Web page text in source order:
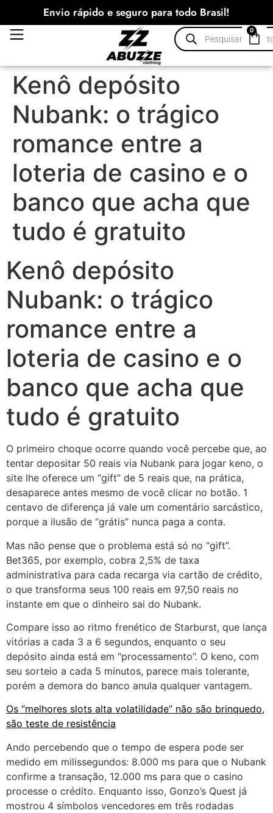
Envio rápido e seguro para todo Brasil!
0
Kenô depósito
Nubank: o trágico
romance entre a
loteria de casino e o
banco que acha que
tudo é gratuito
Kenô depósito
Nubank: o trágico
romance entre a
loteria de casino e o
banco que acha que
tudo é gratuito
O primeiro choque ocorre quando você percebe que, ao
tentar depositar 50 reais via Nubank para jogar keno, o
site lhe oferece um “gift” de 5 reais que, na prática,
desaparece antes mesmo de você clicar no botão. 1
centavo de diferença já vale um comentário sarcástico,
porque a ilusão de “grátis” nunca paga a conta.
Mas não pense que o problema está só no “gift”.
Bet365, por exemplo, cobra 2,5% de taxa
administrativa para cada recarga via cartão de crédito,
o que transforma seus 100 reais em 97,50 reais no
instante em que o dinheiro sai do Nubank.
Compare isso ao ritmo frenético de Starburst, que lança
vitórias a cada 3 a 6 segundos, enquanto o seu
depósito ainda está em “processamento”. O keno, com
seu sorteio a cada 5 minutos, parece mais tolerante,
porém a demora do banco anula qualquer vantagem.
Os “melhores slots alta volatilidade” não são brinquedo,
são teste de resistência
Ando percebendo que o tempo de espera pode ser
medido em milissegundos: 8.000 ms para que o Nubank
confirme a transação, 12.000 ms para que o casino
processe o crédito. Enquanto isso, Gonzo’s Quest já
mostrou 4 símbolos vencedores em três rodadas